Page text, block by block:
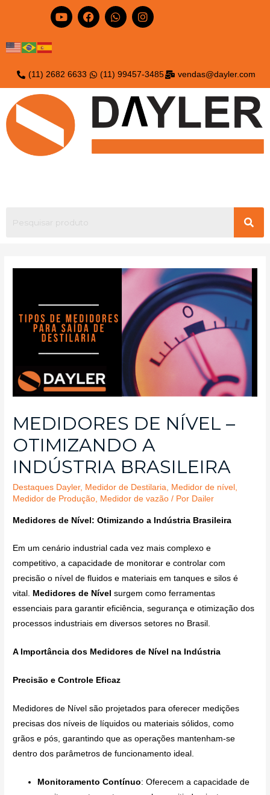
(11) 2682 6633 (11) 99457-3485 vendas@dayler.com
MEDIDORES DE NÍVEL –
OTIMIZANDO A
INDÚSTRIA BRASILEIRA
Destaques Dayler, Medidor de Destilaria Medidor de nível
Medidor de Produção
Medidor de vazão / Por Dailer
Medidores de Nível: Otimizando a Indústria Brasileira
Em um cenário industrial cada vez mais complexo e
competitivo, a capacidade de monitorar e controlar com
precisão o nível de fluidos e materiais em tanques e silos é
vital. Medidores de Nível surgem como ferramentas
essenciais para garantir eficiência, segurança e otimização dos
processos industriais em diversos setores no Brasil.
A Importância dos Medidores de Nível na Indústria
Precisão e Controle Eficaz
Medidores de Nível são projetados para oferecer medições
precisas dos níveis de líquidos ou materiais sólidos, como
grãos e pós, garantindo que as operações mantenham-se
dentro dos parâmetros de funcionamento ideal.
Monitoramento Contínuo: Oferecem a capacidade de